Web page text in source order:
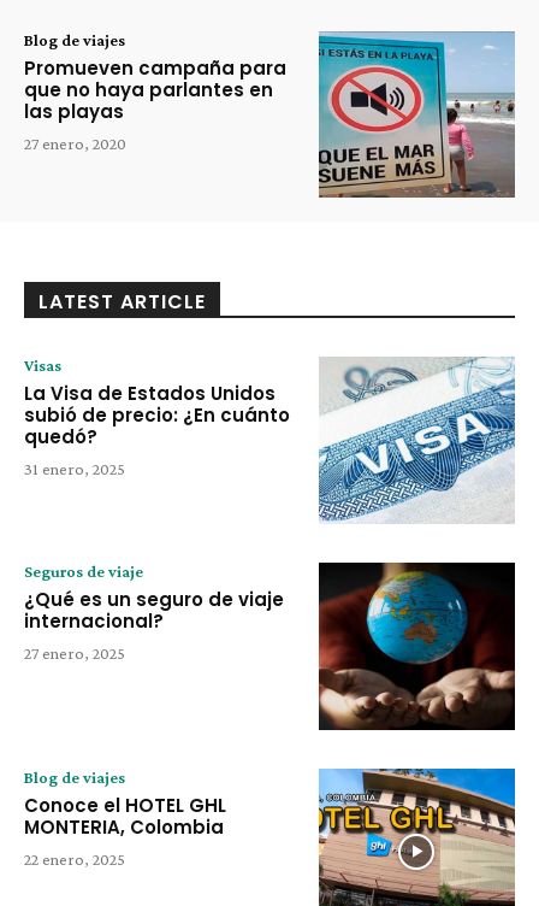
Blog de viajes
Promueven campaña para
que no haya parlantes en
las playas
27 enero, 2020
LATEST ARTICLE
Visas
La Visa de Estados Unidos
subió de precio: ¿En cuánto
quedó?
31 enero, 2025
Seguros de viaje
¿Qué es un seguro de viaje
internacional?
27 enero, 2025
Blog de viajes
Conoce el HOTEL GHL
MONTERIA, Colombia
22 enero, 2025